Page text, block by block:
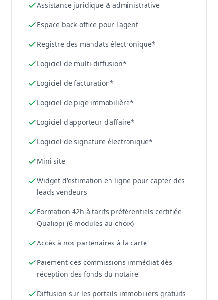
Assistance juridique & administrative
Espace back-office pour l'agent
Registre des mandats électronique*
Logiciel de multi-diffusion*
Logiciel de facturation*
Logiciel de pige immobilière*
Logiciel d'apporteur d'affaire*
Logiciel de signature électronique*
Mini site
Widget d'estimation en ligne pour capter des
leads vendeurs
Formation 42h à tarifs préférentiels certifiée
Qualiopi (6 modules au choix)
Accès à nos partenaires à la carte
Paiement des commissions immédiat dès
réception des fonds du notaire
Diffusion sur les portails immobiliers gratuits